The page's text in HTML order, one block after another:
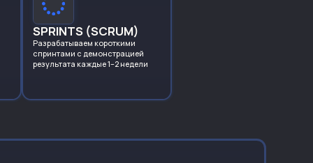
SPRINTS (SCRUM)
Разрабатываем короткими
спринтами с демонстрацией
результата каждые 1–2 недели